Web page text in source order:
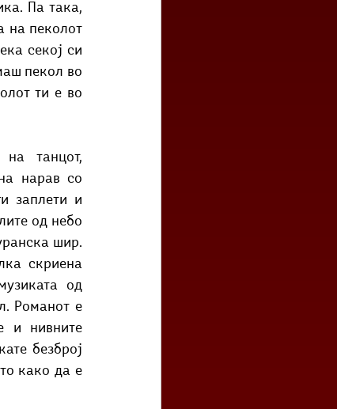
Па така,
на пеколот
секој си
пекол во
ти е во
на танцот,
нарав со
заплети и
од небо
шир.
скриена
од
Романот е
и нивните
безброј
како да е